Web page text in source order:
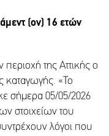
(ον) 16 ετών
περιοχή της Αττικής ο
καταγωγής. «Το
σήμερα 05/05/2026
στοιχείων του
λόγοι που